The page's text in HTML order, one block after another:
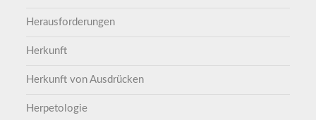
Herausforderungen
Herkunft
Herkunft von Ausdrücken
Herpetologie